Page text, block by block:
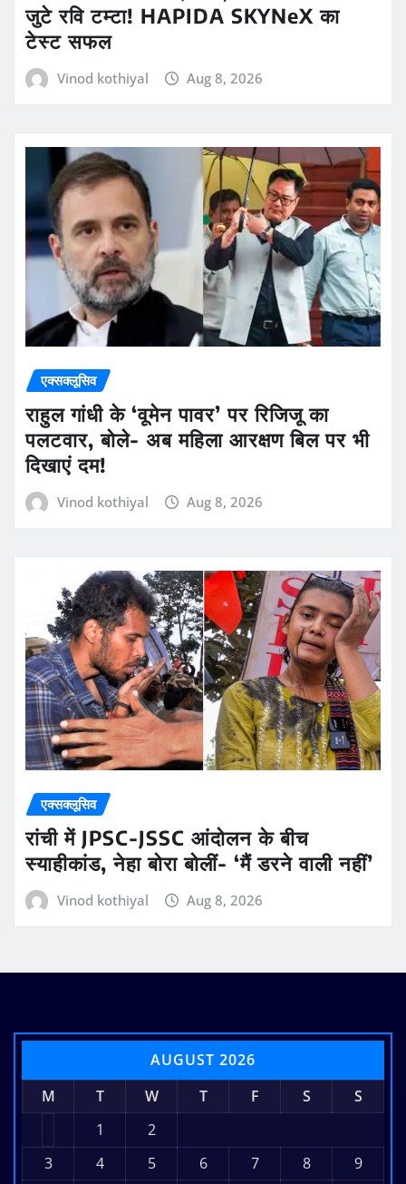
जुटे रवि टम्टा! HAPIDA SKYNeX का
टेस्ट सफल
Vinod kothiyal Aug 8, 2026
एक्सक्लूसिव
राहुल गांधी के ‘वूमेन पावर’ पर रिजिजू का
पलटवार, बोले- अब महिला आरक्षण बिल पर भी
दिखाएं दम!
Vinod kothiyal Aug 8, 2026
एक्सक्लूसिव
रांची में JPSC-JSSC आंदोलन के बीच
स्याहीकांड, नेहा बोरा बोलीं- ‘मैं डरने वाली नहीं’
Vinod kothiyal Aug 8, 2026
AUGUST 2026
M
T W T F S
S
1
2
3
4 5 6 7 8
9